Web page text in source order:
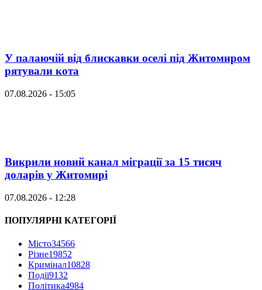
У палаючій від блискавки оселі під Житомиром
рятували кота
07.08.2026 - 15:05
Викрили новий канал міграції за 15 тисяч
доларів у Житомирі
07.08.2026 - 12:28
ПОПУЛЯРНІ КАТЕГОРІЇ
Місто34566
Різне19852
Кримінал10828
Події9132
Політика4984